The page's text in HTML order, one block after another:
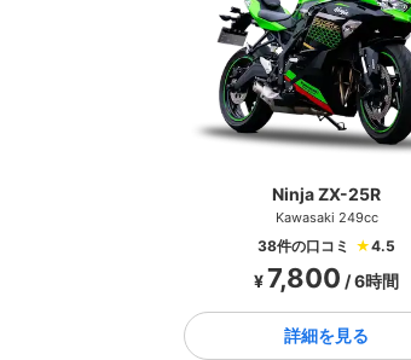
Ninja ZX-25R
Kawasaki 249cc
38件の口コミ ★4.5
¥7,800 / 6時間
詳細を見る